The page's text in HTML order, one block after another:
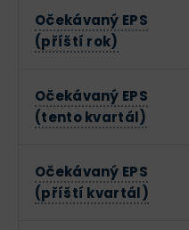
Očekávaný EPS
(příští rok)
Očekávaný EPS
(tento kvartál)
Očekávaný EPS
(příští kvartál)